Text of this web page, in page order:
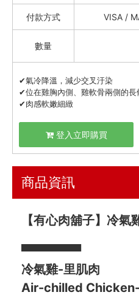
約克街肉鋪
礦泉水 / 氣泡水
喫茶喝咖啡 / 飲料
油鹽醬醋
餐廚好朋友
生活美學
🇯🇵 日本專區
社群
付款方式 VISA /
數量
✔氣冷降溫，減少交叉汙染
✔位在雞胸內側、雞軟骨兩側的長
✔肉感軟嫩細緻
登入立即購買
商品資訊
【有心肉舖子】冷
▀▀▀▀▀▀▀
冷氣雞-里肌肉
Air-chilled